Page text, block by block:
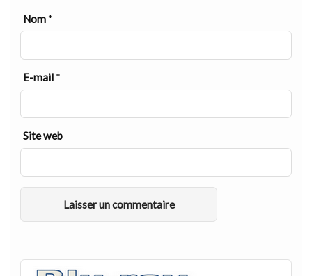
Nom *
E-mail *
Site web